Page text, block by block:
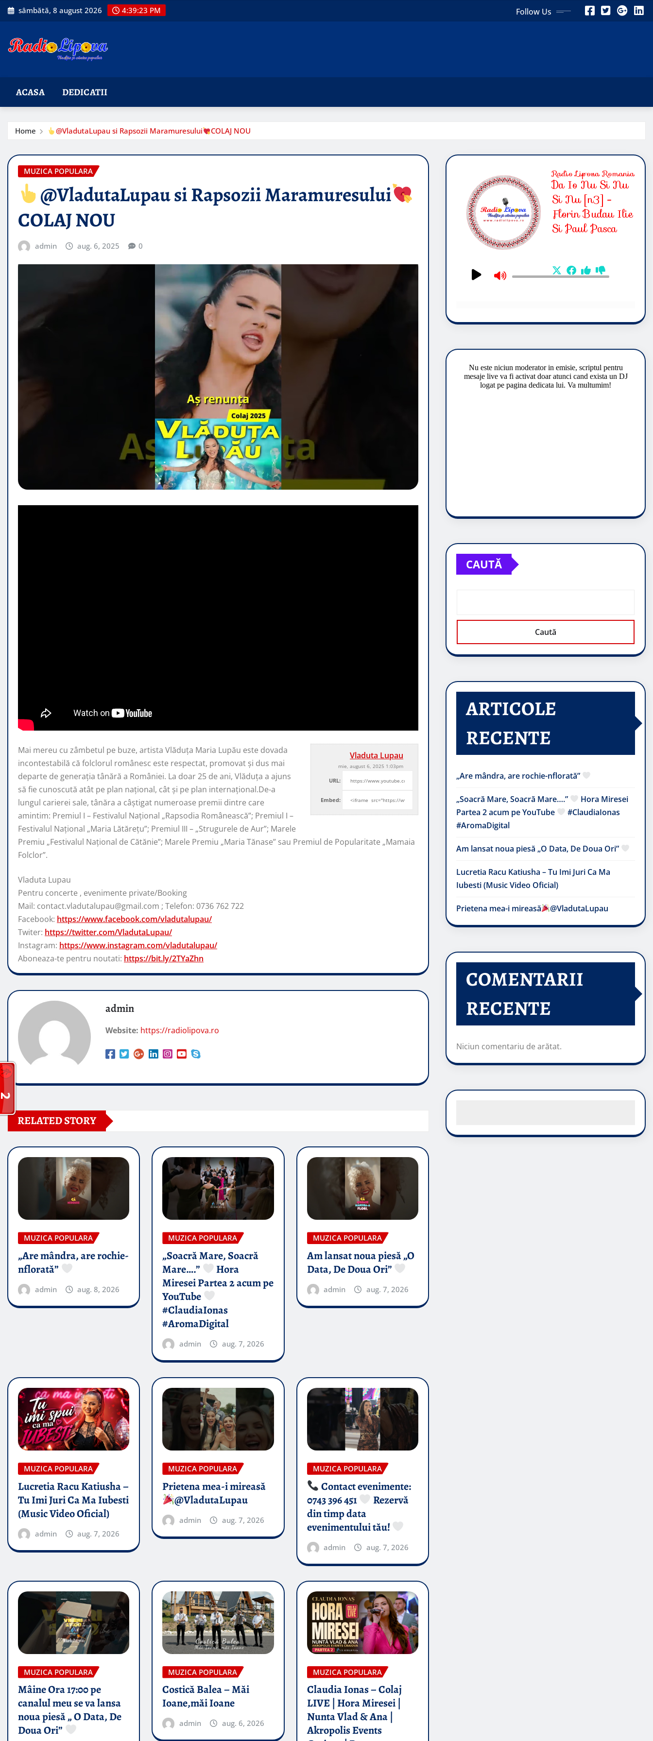
Skip
to
sâmbătă, 8 august 2026 4:39:25 PM Follow Us
ACASA DEDICATII
Home @VladutaLupau si Rapsozii Maramuresului COLAJ NOU
MUZICA POPULARA
@VladutaLupau si Rapsozii Maramuresului
COLAJ NOU
admin aug. 6, 2025 0
Vladuta Lupau
mie, august 6, 2025 1:03pm
URL:
Embed:
Mai mereu cu zâmbetul pe buze, artista Vlăduța Maria Lupău este dovada
incontestabilă că folclorul românesc este respectat, promovat şi dus mai
departe de generaţia tânără a României. La doar 25 de ani, Vlăduța a ajuns
să fie cunoscută atât pe plan naţional, cât şi pe plan internaţional.De-a
lungul carierei sale, tânăra a câştigat numeroase premii dintre care
amintim: Premiul I – Festivalul Național „Rapsodia Românească”; Premiul I –
Festivalul Național „Maria Lătărețu”; Premiul III – „Strugurele de Aur”; Marele
Premiu „Festivalul Național de Cătănie”; Marele Premiu „Maria Tănase” sau Premiul de Popularitate „Mamaia
Folclor”.
Vladuta Lupau
Pentru concerte , evenimente private/Booking
Mail: contact.vladutalupau@gmail.com ; Telefon: 0736 762 722
Facebook: https://www.facebook.com/vladutalupau/
Twiter: https://twitter.com/VladutaLupau/
Instagram: https://www.instagram.com/vladutalupau/
Aboneaza-te pentru noutati: https://bit.ly/2TYaZhn
admin
Website: https://radiolipova.ro
RELATED STORY
MUZICA POPULARA
„Are mândra, are rochie-
nflorată”
admin aug. 8, 2026
MUZICA POPULARA
„Soacră Mare, Soacră
Mare….”
Hora
Miresei Partea 2 acum pe
YouTube
#ClaudiaIonas
#AromaDigital
admin aug. 7, 2026
MUZICA POPULARA
Am lansat noua piesă „O
Data, De Doua Ori”
admin aug. 7, 2026
MUZICA POPULARA
Lucretia Racu Katiusha –
Tu Imi Juri Ca Ma Iubesti
(Music Video Oficial)
admin aug. 7, 2026
MUZICA POPULARA
Prietena mea-i mireasă​
@VladutaLupau
admin aug. 7, 2026
MUZICA POPULARA
Contact evenimente:
0743 396 451
Rezervă
din timp data
evenimentului tău!
admin aug. 7, 2026
MUZICA POPULARA
Mâine Ora 17:00 pe
canalul meu se va lansa
noua piesă „ O Data, De
Doua Ori”
MUZICA POPULARA
Costică Balea – Măi
Ioane,măi Ioane
admin aug. 6, 2026
MUZICA POPULARA
Claudia Ionas – Colaj
LIVE | Hora Miresei |
Nunta Vlad & Ana |
Akropolis Events
CAUTĂ
Caută
ARTICOLE
RECENTE
„Are mândra, are rochie-nflorată”
„Soacră Mare, Soacră Mare….”
Hora Miresei
Partea 2 acum pe YouTube
#ClaudiaIonas
#AromaDigital
Am lansat noua piesă „O Data, De Doua Ori”
Lucretia Racu Katiusha – Tu Imi Juri Ca Ma
Iubesti (Music Video Oficial)
Prietena mea-i mireasă​ @VladutaLupau
COMENTARII
RECENTE
Niciun comentariu de arătat.